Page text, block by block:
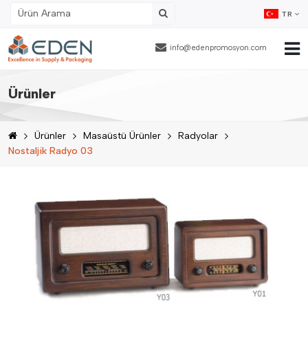
info@edenpromosyon.com
TR
Ana Sayfa
Hakkımızda
Ürünler
İnsan Kaynakları
İletişim
Ürünler
Ürünler Masaüstü Ürünler
Radyolar
Nostaljik Radyo 03